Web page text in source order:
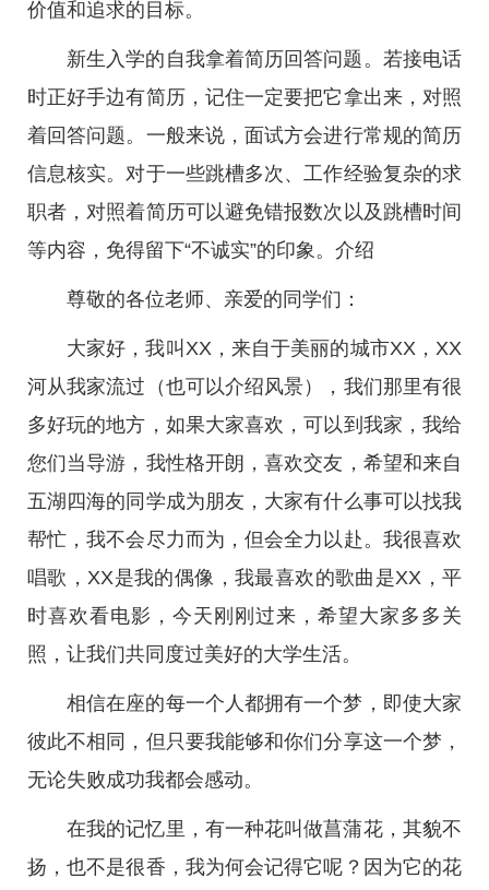
价值和追求的目标。
新生入学的自我拿着简历回答问题。若接电话
时正好手边有简历，记住一定要把它拿出来，对照
着回答问题。一般来说，面试方会进行常规的简历
信息核实。对于一些跳槽多次、工作经验复杂的求
职者，对照着简历可以避免错报数次以及跳槽时间
等内容，免得留下“不诚实”的印象。介绍
尊敬的各位老师、亲爱的同学们：
大家好，我叫XX，来自于美丽的城市XX，XX
河从我家流过（也可以介绍风景），我们那里有很
多好玩的地方，如果大家喜欢，可以到我家，我给
您们当导游，我性格开朗，喜欢交友，希望和来自
五湖四海的同学成为朋友，大家有什么事可以找我
帮忙，我不会尽力而为，但会全力以赴。我很喜欢
唱歌，XX是我的偶像，我最喜欢的歌曲是XX，平
时喜欢看电影，今天刚刚过来，希望大家多多关
照，让我们共同度过美好的大学生活。
相信在座的每一个人都拥有一个梦，即使大家
彼此不相同，但只要我能够和你们分享这一个梦，
无论失败成功我都会感动。
在我的记忆里，有一种花叫做菖蒲花，其貌不
扬，也不是很香，我为何会记得它呢？因为它的花